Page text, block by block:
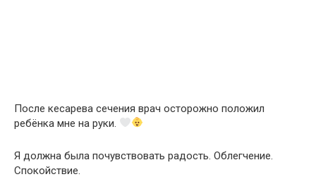
После кесарева сечения врач осторожно положил
ребёнка мне на руки.
Я должна была почувствовать радость. Облегчение.
Спокойствие.